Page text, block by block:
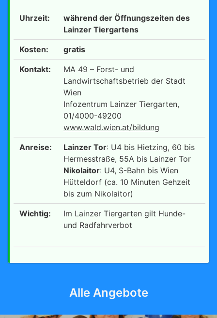
Uhrzeit:
während der Öffnungszeiten des
Lainzer Tiergartens
Kosten: gratis
Kontakt:
MA 49 – Forst- und
Landwirtschaftsbetrieb der Stadt
Wien
Infozentrum Lainzer Tiergarten,
01/4000-49200
www.wald.wien.at/bildung
Anreise: Lainzer Tor: U4 bis Hietzing, 60 bis
Hermesstraße, 55A bis Lainzer Tor
Nikolaitor: U4, S-Bahn bis Wien
Hütteldorf (ca. 10 Minuten Gehzeit
bis zum Nikolaitor)
Wichtig:
Im Lainzer Tiergarten gilt Hunde-
und Radfahrverbot
Alle Angebote